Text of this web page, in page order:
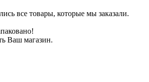
все товары, которые мы заказали.
Ваш магазин.